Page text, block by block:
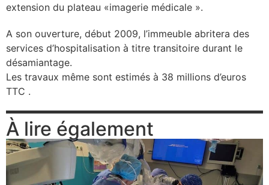
l’éditeur
un CHU
extension du plateau «imagerie médicale ».
A son ouverture, début 2009, l’immeuble abritera des
services d’hospitalisation à titre transitoire durant le
désamiantage.
Les travaux même sont estimés à 38 millions d’euros
TTC .
À lire également